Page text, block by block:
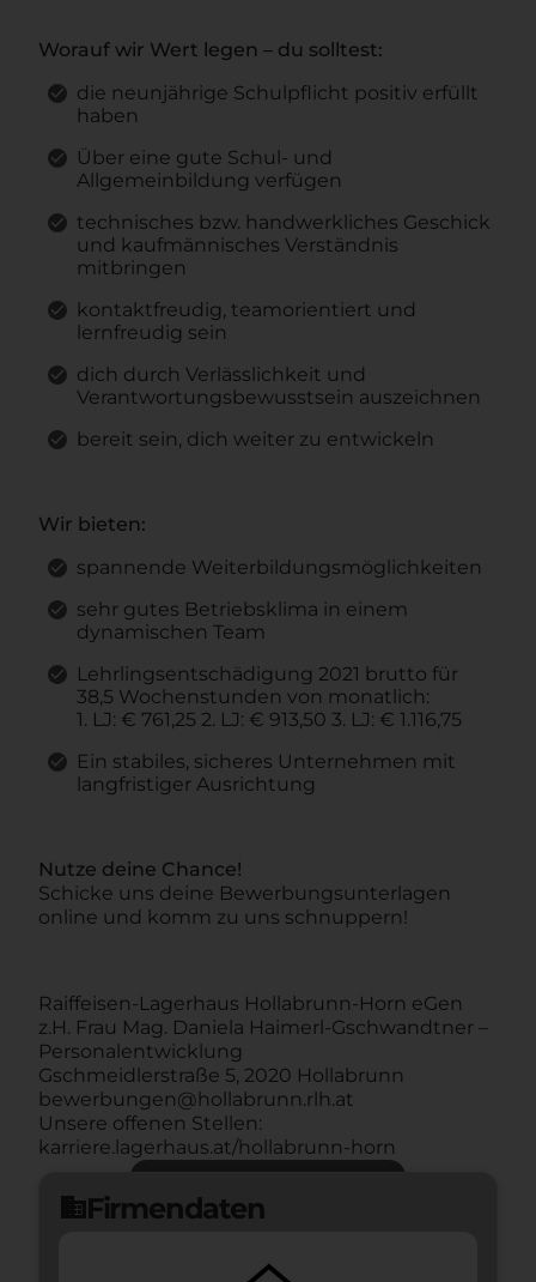
Worauf wir Wert legen – du solltest:
die neunjährige Schulpflicht positiv erfüllt
haben
Über eine gute Schul- und
Allgemeinbildung verfügen
technisches bzw. handwerkliches Geschick
und kaufmännisches Verständnis
mitbringen
kontaktfreudig, teamorientiert und
lernfreudig sein
dich durch Verlässlichkeit und
Verantwortungsbewusstsein auszeichnen
bereit sein, dich weiter zu entwickeln
Wir bieten:
spannende Weiterbildungsmöglichkeiten
sehr gutes Betriebsklima in einem
dynamischen Team
Lehrlingsentschädigung 2021 brutto für
38,5 Wochenstunden von monatlich:
1. LJ: € 761,25 2. LJ: € 913,50 3. LJ: € 1.116,75
Ein stabiles, sicheres Unternehmen mit
langfristiger Ausrichtung
Nutze deine Chance!
Schicke uns deine Bewerbungsunterlagen
online und komm zu uns schnuppern!
Raiffeisen-Lagerhaus Hollabrunn-Horn eGen
z.H. Frau Mag. Daniela Haimerl-Gschwandtner –
Personalentwicklung
Gschmeidlerstraße 5, 2020 Hollabrunn
bewerbungen@hollabrunn.rlh.at
Unsere offenen Stellen:
karriere.lagerhaus.at/hollabrunn-horn
domainFirmendaten